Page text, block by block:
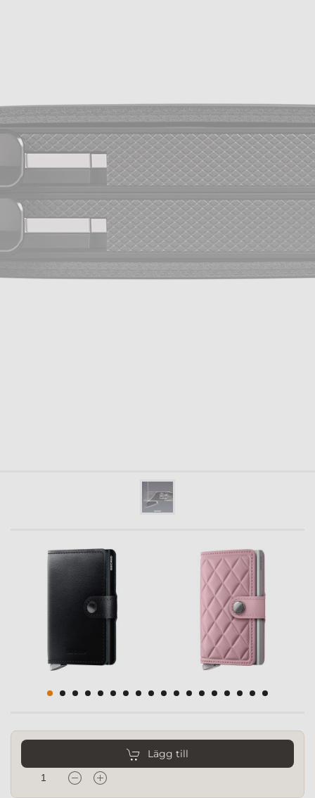
Lägg till